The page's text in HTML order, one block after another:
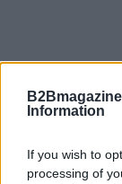
Information
If you wish to
processing of